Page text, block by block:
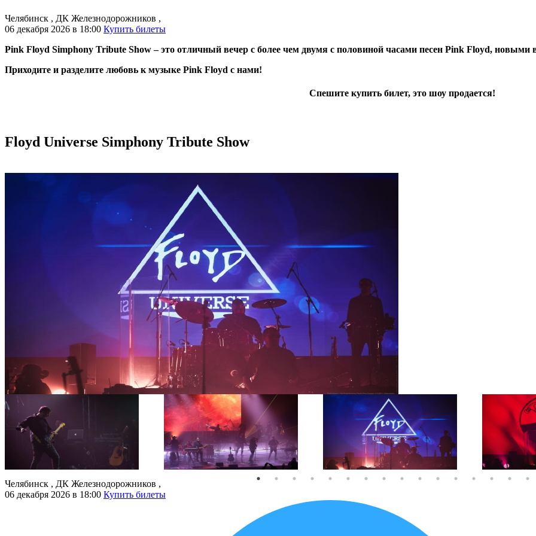
Челябинск , ДК Железнодорожников ,
06 декабря 2026 в 18:00 Купить билеты
Pink Floyd Simphony Tribute Show – это отличный вечер с более чем двумя с половиной часами песен Pink Floyd, новыми
Приходите и разделите любовь к музыке Pink Floyd с нами!
Спешите купить билет, это шоу продается!
Floyd Universe Simphony Tribute Show
Челябинск , ДК Железнодорожников ,
06 декабря 2026 в 18:00 Купить билеты